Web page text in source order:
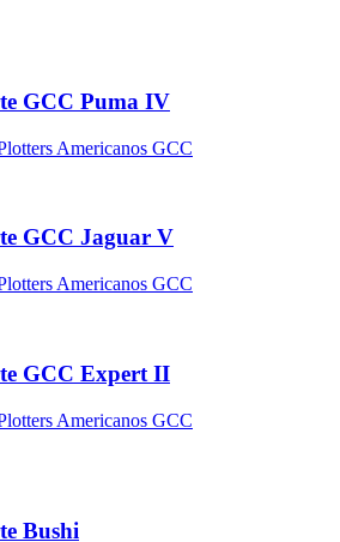
GCC Puma IV
Americanos GCC
GCC Jaguar V
Americanos GCC
GCC Expert II
Americanos GCC
Bushi